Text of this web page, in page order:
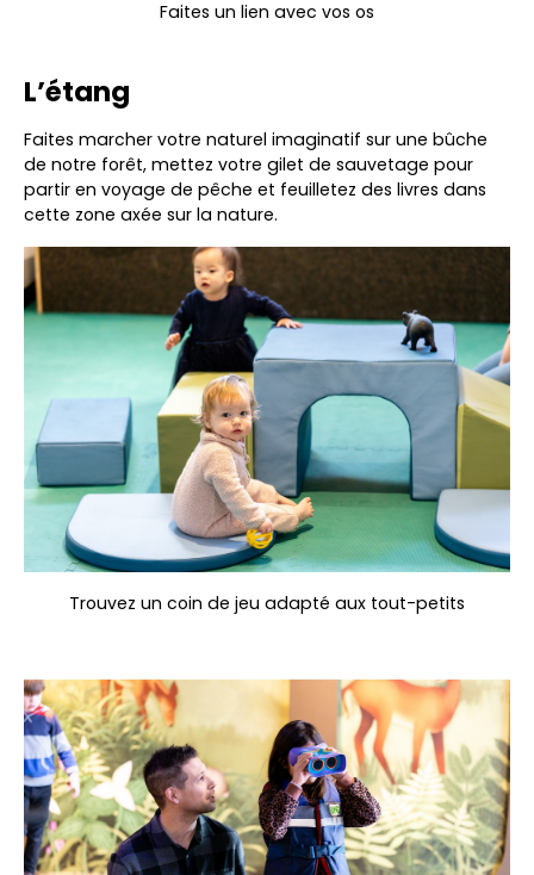
Faites un lien avec vos os
L’étang
Faites marcher votre naturel imaginatif sur une bûche
de notre forêt, mettez votre gilet de sauvetage pour
partir en voyage de pêche et feuilletez des livres dans
cette zone axée sur la nature.
Trouvez un coin de jeu adapté aux tout-petits